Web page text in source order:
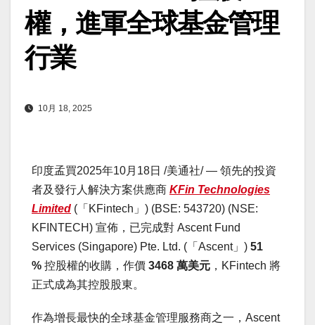
權，進軍全球基金管理
行業
10月 18, 2025
印度孟買2025年10月18日 /美通社/ — 領先的投資
者及發行人解決方案供應商 KFin Technologies
Limited (「KFintech」) (BSE: 543720) (NSE:
KFINTECH) 宣佈，已完成對 Ascent Fund
Services (Singapore) Pte. Ltd. (「Ascent」) 51
% 控股權的收購，作價 3468 萬美元 ，KFintech 將
正式成為其控股股東。
作為增長最快的全球基金管理服務商之一，Ascent